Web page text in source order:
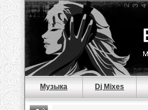
Музыка Dj Mixes